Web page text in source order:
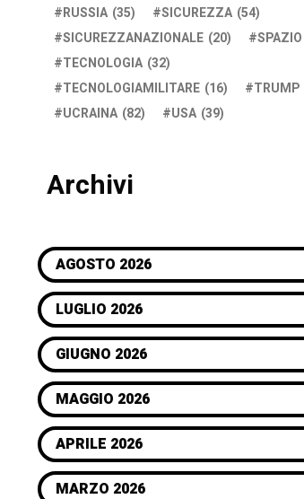
RUSSIA (35) SICUREZZA (54)
SICUREZZANAZIONALE (20) SPAZIO
TECNOLOGIA (32)
TECNOLOGIAMILITARE (16) TRUMP
UCRAINA (82) USA (39)
Archivi
AGOSTO 2026
LUGLIO 2026
GIUGNO 2026
MAGGIO 2026
APRILE 2026
MARZO 2026